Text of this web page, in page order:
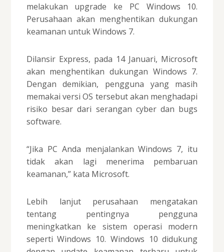
melakukan upgrade ke PC Windows 10.
Perusahaan akan menghentikan dukungan
keamanan untuk Windows 7.
Dilansir Express, pada 14 Januari, Microsoft
akan menghentikan dukungan Windows 7.
Dengan demikian, pengguna yang masih
memakai versi OS tersebut akan menghadapi
risiko besar dari serangan cyber dan bugs
software.
“Jika PC Anda menjalankan Windows 7, itu
tidak akan lagi menerima pembaruan
keamanan,” kata Microsoft.
Lebih lanjut perusahaan mengatakan
tentang pentingnya pengguna
meningkatkan ke sistem operasi modern
seperti Windows 10. Windows 10 didukung